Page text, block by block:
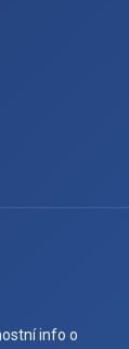
info o